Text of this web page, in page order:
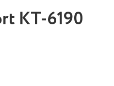
КТ-6190